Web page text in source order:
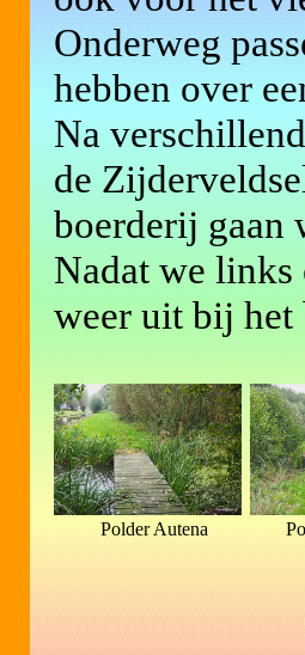
Onderweg
hebben over
Na
de
boerderij gaan
Nadat we links
weer uit bij het
Polder Autena